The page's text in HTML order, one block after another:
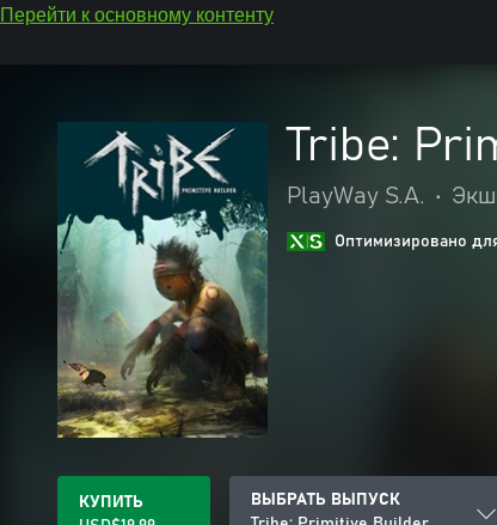
Перейти к основному контенту
Tribe:
PlayWay S.A. •
Оптимизировано
КУПИТЬ
ВЫБРАТЬ ВЫПУСК